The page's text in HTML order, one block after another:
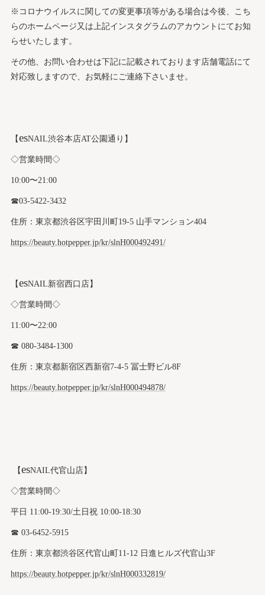
※コロナウイルスに関しての変更事項等がある場合は今後、こち
らのホームページ又は上記インスタグラムのアカウントにてお知
らせいたします。
その他、お問い合わせは下記に記載されております店舗電話にて
対応致しますので、お気軽にご連絡下さいませ。
【esNAIL渋谷本店AT公園通り】
◇営業時間◇
10:00〜21:00
☎︎03-5422-3432
住所：東京都渋谷区宇田川町19-5 山手マンション404
https://beauty.hotpepper.jp/kr/slnH000492491/
【esNAIL新宿西口店】
◇営業時間◇
11:00〜22:00
☎︎ 080-3484-1300
住所：東京都新宿区西新宿7-4-5 冨士野ビル8F
https://beauty.hotpepper.jp/kr/slnH000494878/
【esNAIL代官山店】
◇営業時間◇
平日 11:00-19:30/土日祝 10:00-18:30
☎︎ 03-6452-5915
住所：東京都渋谷区代官山町11-12 日進ヒルズ代官山3F
https://beauty.hotpepper.jp/kr/slnH000332819/